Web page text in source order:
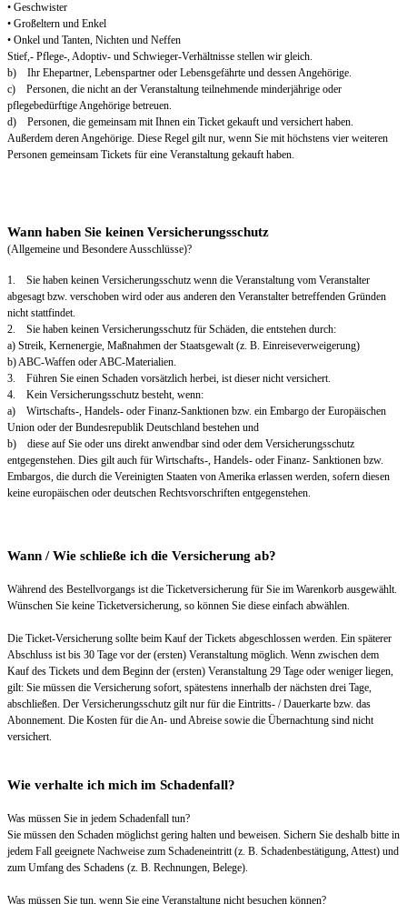
• Geschwister
• Großeltern und Enkel
• Onkel und Tanten, Nichten und Neffen
Stief,- Pflege-, Adoptiv- und Schwieger-Verhältnisse stellen wir gleich.
b) Ihr Ehepartner, Lebenspartner oder Lebensgefährte und dessen Angehörige.
c) Personen, die nicht an der Veranstaltung teilnehmende minderjährige oder
pflegebedürftige Angehörige betreuen.
d) Personen, die gemeinsam mit Ihnen ein Ticket gekauft und versichert haben.
Außerdem deren Angehörige. Diese Regel gilt nur, wenn Sie mit höchstens vier weiteren
Personen gemeinsam Tickets für eine Veranstaltung gekauft haben.
Wann haben Sie keinen Versicherungsschutz
(Allgemeine und Besondere Ausschlüsse)?
1. Sie haben keinen Versicherungsschutz wenn die Veranstaltung vom Veranstalter
abgesagt bzw. verschoben wird oder aus anderen den Veranstalter betreffenden Gründen
nicht stattfindet.
2. Sie haben keinen Versicherungsschutz für Schäden, die entstehen durch:
a) Streik, Kernenergie, Maßnahmen der Staatsgewalt (z. B. Einreiseverweigerung)
b) ABC-Waffen oder ABC-Materialien.
3. Führen Sie einen Schaden vorsätzlich herbei, ist dieser nicht versichert.
4. Kein Versicherungsschutz besteht, wenn:
a) Wirtschafts-, Handels- oder Finanz-Sanktionen bzw. ein Embargo der Europäischen
Union oder der Bundesrepublik Deutschland bestehen und
b) diese auf Sie oder uns direkt anwendbar sind oder dem Versicherungsschutz
entgegenstehen. Dies gilt auch für Wirtschafts-, Handels- oder Finanz- Sanktionen bzw.
Embargos, die durch die Vereinigten Staaten von Amerika erlassen werden, sofern diesen
keine europäischen oder deutschen Rechtsvorschriften entgegenstehen.
Wann / Wie schließe ich die Versicherung ab?
Während des Bestellvorgangs ist die Ticketversicherung für Sie im Warenkorb ausgewählt.
Wünschen Sie keine Ticketversicherung, so können Sie diese einfach abwählen.
Die Ticket-Versicherung sollte beim Kauf der Tickets abgeschlossen werden. Ein späterer
Abschluss ist bis 30 Tage vor der (ersten) Veranstaltung möglich. Wenn zwischen dem
Kauf des Tickets und dem Beginn der (ersten) Veranstaltung 29 Tage oder weniger liegen,
gilt: Sie müssen die Versicherung sofort, spätestens innerhalb der nächsten drei Tage,
abschließen. Der Versicherungsschutz gilt nur für die Eintritts- / Dauerkarte bzw. das
Abonnement. Die Kosten für die An- und Abreise sowie die Übernachtung sind nicht
versichert.
Wie verhalte ich mich im Schadenfall?
Was müssen Sie in jedem Schadenfall tun?
Sie müssen den Schaden möglichst gering halten und beweisen. Sichern Sie deshalb bitte in
jedem Fall geeignete Nachweise zum Schadeneintritt (z. B. Schadenbestätigung, Attest) und
zum Umfang des Schadens (z. B. Rechnungen, Belege).
Was müssen Sie tun, wenn Sie eine Veranstaltung nicht besuchen können?